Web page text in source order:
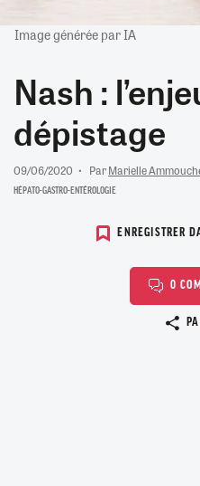
Image générée par IA
Nash :
dépistage
09/06/2020 ParMarielle
HÉPATO-GASTRO-ENTÉROLOGIE
ENREGISTRER
0